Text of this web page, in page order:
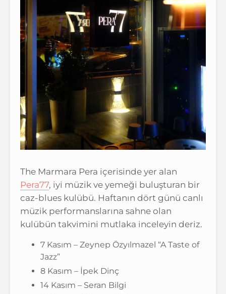
The Marmara Pera içerisinde yer alan
Pera77, iyi müzik ve yemeği buluşturan bir
caz-blues kulübü. Haftanın dört günü canlı
müzik performanslarına sahne olan
kulübün takvimini mutlaka inceleyin deriz.
7 Kasım – Zeynep Özyılmazel “A Taste of
Jazz”
8 Kasım – İpek Dinç
14 Kasım – Seran Bilgi